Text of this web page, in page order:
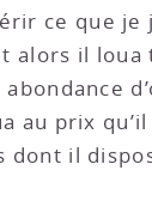
ce que
alors il
prix
dont il